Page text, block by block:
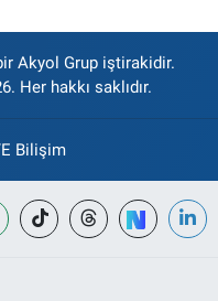
Akyol Grup iştirakidir.
Her hakkı saklıdır.
Bilişim